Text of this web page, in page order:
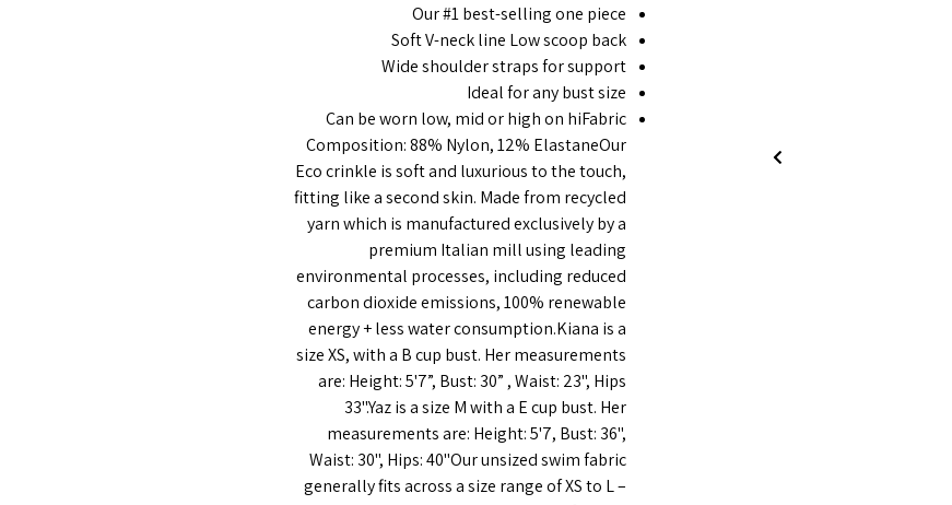
Our #1 best-selling one piece
Soft V-neck line Low scoop back
Wide shoulder straps for support
Ideal for any bust size
Can be worn low, mid or high on hiFabric
Composition: 88% Nylon, 12% ElastaneOur
Eco crinkle is soft and luxurious to the touch,
fitting like a second skin. Made from recycled
yarn which is manufactured exclusively by a
premium Italian mill using leading
environmental processes, including reduced
carbon dioxide emissions, 100% renewable
energy + less water consumption.Kiana is a
size XS, with a B cup bust. Her measurements
are: Height: 5'7”, Bust: 30” , Waist: 23", Hips
33".Yaz is a size M with a E cup bust. Her
measurements are: Height: 5'7, Bust: 36",
Waist: 30", Hips: 40"Our unsized swim fabric
generally fits across a size range of XS to L –